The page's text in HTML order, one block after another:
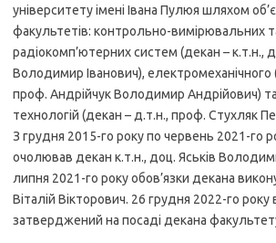
університету імені Івана Пулюя шляхом
факультетів: контрольно-вимірювальних
радіокомп’ютерних систем (декан – к.т.н.,
Володимир Іванович), електромеханічного
проф. Андрійчук Володимир Андрійович)
технологій (декан – д.т.н., проф. Стухляк
З грудня 2015-го року по червень 2021-го
очолював декан к.т.н., доц. Яськів
липня 2021-го року обов’язки декана
Віталій Вікторович. 26 грудня 2022-го року
затверджений на посаді декана